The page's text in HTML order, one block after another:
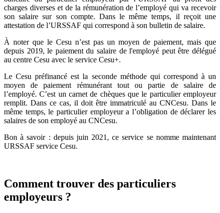
charges diverses et de la rémunération de l’employé qui va recevoir
son salaire sur son compte. Dans le même temps, il reçoit une
attestation de l’URSSAF qui correspond à son bulletin de salaire.
À noter que le Cesu n’est pas un moyen de paiement, mais que
depuis 2019, le paiement du salaire de l'employé peut être délégué
au centre Cesu avec le service Cesu+.
Le Cesu préfinancé est la seconde méthode qui correspond à un
moyen de paiement rémunérant tout ou partie de salaire de
l’employé. C’est un carnet de chèques que le particulier employeur
remplit. Dans ce cas, il doit être immatriculé au CNCesu. Dans le
même temps, le particulier employeur a l’obligation de déclarer les
salaires de son employé au CNCesu.
Bon à savoir : depuis juin 2021, ce service se nomme maintenant
URSSAF service Cesu.
Comment trouver des particuliers
employeurs ?